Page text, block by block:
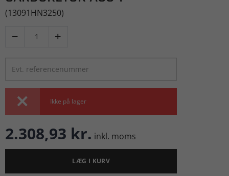
(13091HN3250)
 
 Ikke på lager
2.308,93 kr. inkl. moms
LÆG I KURV